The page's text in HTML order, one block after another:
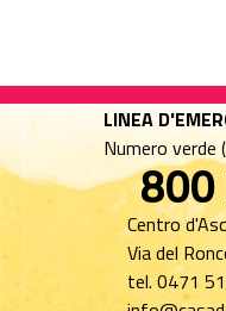
LINEA
Numero
Centro
Via del
tel. 0471